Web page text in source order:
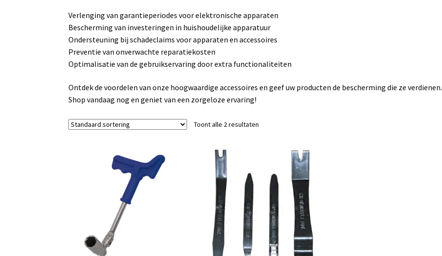
Verlenging van garantieperiodes voor elektronische apparaten
Bescherming van investeringen in huishoudelijke apparatuur
Ondersteuning bij schadeclaims voor apparaten en accessoires
Preventie van onverwachte reparatiekosten
Optimalisatie van de gebruikservaring door extra functionaliteiten
Ontdek de voordelen van onze hoogwaardige accessoires en geef uw producten de bescherming die ze verdienen.
Shop vandaag nog en geniet van een zorgeloze ervaring!
Toont alle 2 resultaten